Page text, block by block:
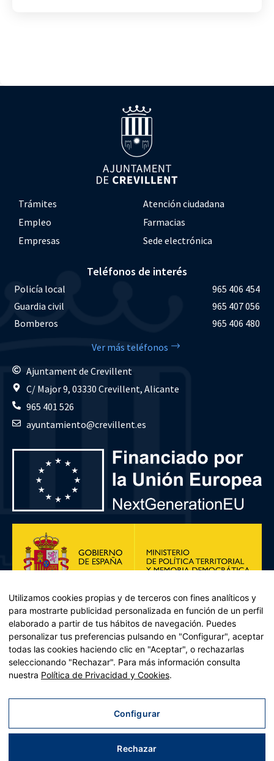
Trámites
Atención ciudadana
Empleo
Farmacias
Empresas
Sede electrónica
Teléfonos de interés
Policía local
965 406 454
Guardia civil
965 407 056
Bomberos
965 406 480
Ver más teléfonos
Ajuntament de Crevillent
C/ Major 9, 03330 Crevillent, Alicante
965 401 526
ayuntamiento@crevillent.es
Plan de Recuperación, Transformación y Resiliencia – Financiado por
Recuperación y resiliencia, establecido por el Reglamento (UE)
2021/241 del Parlamento Europeo y del Consejo, de 12 de febrero
Utilizamos cookies propias y de terceros con fines analíticos y
para mostrarte publicidad personalizada en función de un perfil
elaborado a partir de tus hábitos de navegación. Puedes
personalizar tus preferencias pulsando en "Configurar", aceptar
todas las cookies haciendo clic en "Aceptar", o rechazarlas
seleccionando "Rechazar". Para más información consulta
nuestra Política de Privacidad y Cookies.
Configurar
Rechazar